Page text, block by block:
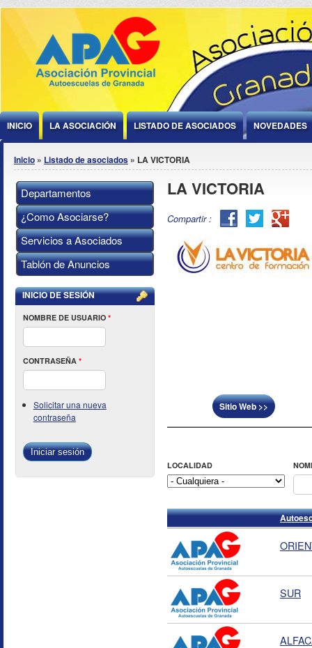
Jump to Content
INICIO LA ASOCIACIÓN LISTADO DE ASOCIADOS NOVEDADES
Se encuentra usted aquí
Inicio » Listado de asociados » LA VICTORIA
LA VICTORIA
Compartir : FacebookTwitter
Plus
Sitio Web >>
LOCALIDAD
SUR
Departamentos
¿Como Asociarse?
Servicios a Asociados
Tablón de Anuncios
INICIO DE SESIÓN
NOMBRE DE USUARIO *
CONTRASEÑA *
Solicitar una nueva
contraseña